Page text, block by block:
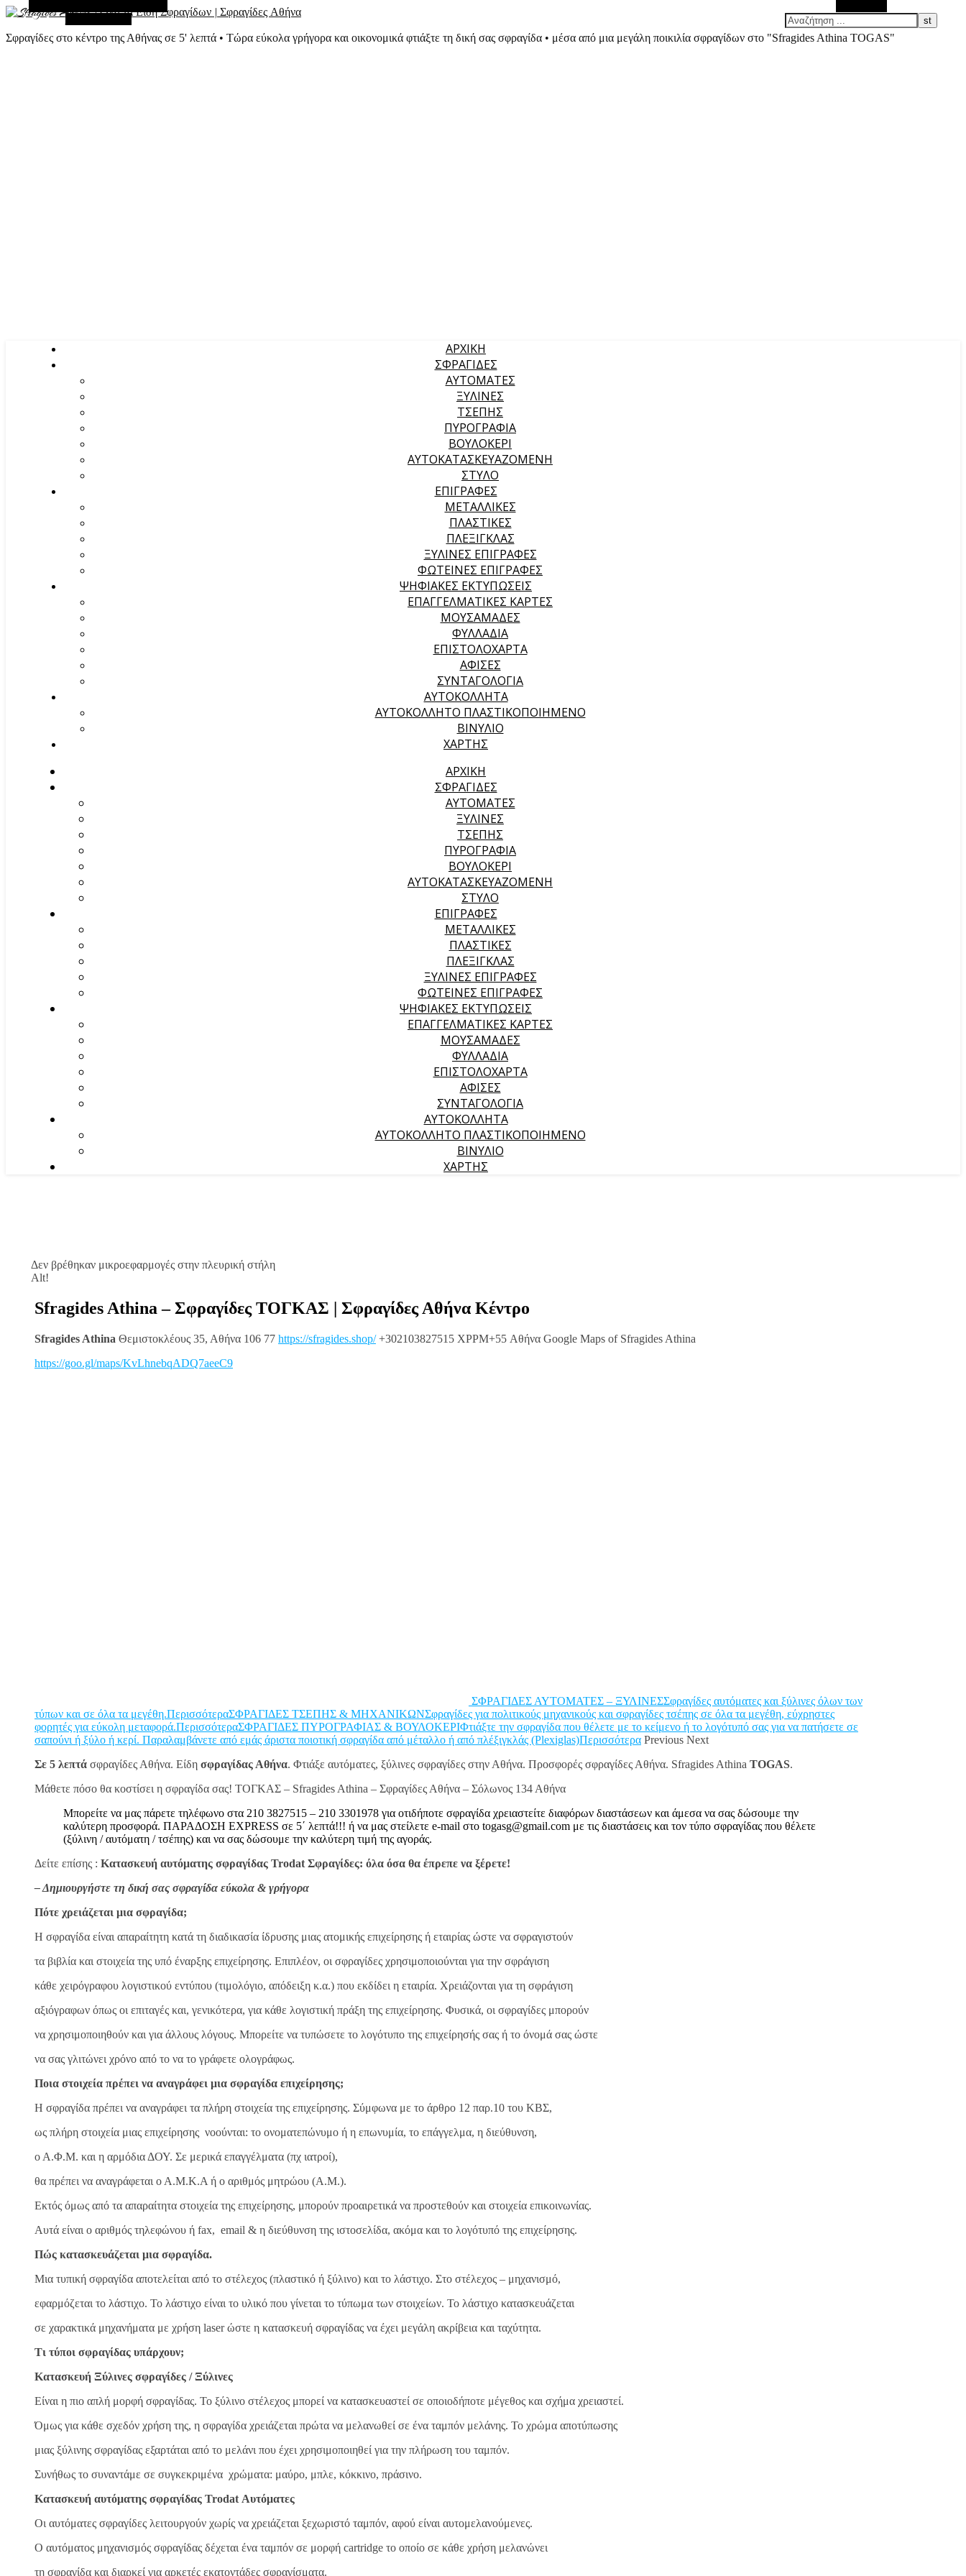
Σφραγίδες στο κέντρο της Αθήνας σε 5' λεπτά • Τώρα εύκολα γρήγορα και οικονομικά φτιάξτε τη δική σας σφραγίδα • μέσα από μια μεγάλη ποικιλία σφραγίδων στο "Sfragides Athina TOGAS"
Τυχαίο Άρθρο
ΑΡΧΙΚΉ
ΣΦΡΑΓΙΔΕΣ
ΑΥΤΟΜΑΤΕΣ
ΞΥΛΙΝΕΣ
ΤΣΕΠΗΣ
ΠΥΡΟΓΡΑΦΙΑ
ΒΟΥΛΟΚΕΡΙ
ΑΥΤΟΚΑΤΑΣΚΕΥΑΖΟΜΕΝΗ
ΣΤΥΛΟ
ΕΠΙΓΡΑΦΕΣ
ΜΕΤΑΛΛΙΚΕΣ
ΠΛΑΣΤΙΚΕΣ
ΠΛΕΞΙΓΚΛΑΣ
ΞΥΛΙΝΕΣ ΕΠΙΓΡΑΦΕΣ
ΦΩΤΕΙΝΕΣ ΕΠΙΓΡΑΦΕΣ
ΨΗΦΙΑΚΕΣ ΕΚΤΥΠΩΣΕΙΣ
ΕΠΑΓΓΕΛΜΑΤΙΚΕΣ ΚΑΡΤΕΣ
ΜΟΥΣΑΜΑΔΕΣ
ΦΥΛΛΑΔΙΑ
ΕΠΙΣΤΟΛΟΧΑΡΤΑ
ΑΦΙΣΕΣ
ΣΥΝΤΑΓΟΛΟΓΙΑ
ΑΥΤΟΚΟΛΛΗΤΑ
ΑΥΤΟΚΟΛΛΗΤΟ ΠΛΑΣΤΙΚΟΠΟΙΗΜΕΝΟ
ΒΙΝΥΛΙΟ
ΧΑΡΤΗΣ
ΑΡΧΙΚΉ
ΣΦΡΑΓΙΔΕΣ
ΑΥΤΟΜΑΤΕΣ
ΞΥΛΙΝΕΣ
ΤΣΕΠΗΣ
ΠΥΡΟΓΡΑΦΙΑ
ΒΟΥΛΟΚΕΡΙ
ΑΥΤΟΚΑΤΑΣΚΕΥΑΖΟΜΕΝΗ
ΣΤΥΛΟ
ΕΠΙΓΡΑΦΕΣ
ΜΕΤΑΛΛΙΚΕΣ
ΠΛΑΣΤΙΚΕΣ
ΠΛΕΞΙΓΚΛΑΣ
ΞΥΛΙΝΕΣ ΕΠΙΓΡΑΦΕΣ
ΦΩΤΕΙΝΕΣ ΕΠΙΓΡΑΦΕΣ
ΨΗΦΙΑΚΕΣ ΕΚΤΥΠΩΣΕΙΣ
ΕΠΑΓΓΕΛΜΑΤΙΚΕΣ ΚΑΡΤΕΣ
ΜΟΥΣΑΜΑΔΕΣ
ΦΥΛΛΑΔΙΑ
ΕΠΙΣΤΟΛΟΧΑΡΤΑ
ΑΦΙΣΕΣ
ΣΥΝΤΑΓΟΛΟΓΙΑ
ΑΥΤΟΚΟΛΛΗΤΑ
ΑΥΤΟΚΟΛΛΗΤΟ ΠΛΑΣΤΙΚΟΠΟΙΗΜΕΝΟ
ΒΙΝΥΛΙΟ
ΧΑΡΤΗΣ
Δεν βρέθηκαν μικροεφαρμογές στην πλευρική στήλη
Alt!
Sfragides Athina – Σφραγίδες ΤΟΓΚΑΣ | Σφραγίδες Αθήνα Κέντρο
Sfragides Athina Θεμιστοκλέους 35, Αθήνα 106 77 https://sfragides.shop/+302103827515 XPPM+55 Αθήνα Google Maps of Sfragides Athina
https://goo.gl/maps/KvLhnebqADQ7aeeC9
ΣΦΡΑΓΙΔΕΣ ΑΥΤΟΜΑΤΕΣ – ΞΥΛΙΝΕΣΣφραγίδες αυτόματες και ξύλινες όλων των
τύπων και σε όλα τα μεγέθη.ΠερισσότεραΣΦΡΑΓΙΔΕΣ ΤΣΕΠΗΣ & ΜΗΧΑΝΙΚΩΝΣφραγίδες για πολιτικούς μηχανικούς και σφραγίδες τσέπης σε όλα τα μεγέθη, εύχρηστες
φορητές για εύκολη μεταφορά.ΠερισσότεραΣΦΡΑΓΙΔΕΣ ΠΥΡΟΓΡΑΦΙΑΣ & ΒΟΥΛΟΚΕΡΙΦτιάξτε την σφραγίδα που θέλετε με το κείμενο ή το λογότυπό σας για να πατήσετε σε
σαπούνι ή ξύλο ή κερί. Παραλαμβάνετε από εμάς άριστα ποιοτική σφραγίδα από μέταλλο ή από πλέξιγκλάς (Plexiglas)Περισσότερα Previous Next
Σε 5 λεπτά σφραγίδες Αθήνα. Είδη σφραγίδας Αθήνα. Φτιάξε αυτόματες, ξύλινες σφραγίδες στην Αθήνα. Προσφορές σφραγίδες Αθήνα. Sfragides Athina TOGAS.
Μάθετε πόσο θα κοστίσει η σφραγίδα σας! ΤΟΓΚΑΣ – Sfragides Athina – Σφραγίδες Αθήνα – Σόλωνος 134 Αθήνα
Μπορείτε να μας πάρετε τηλέφωνο στα 210 3827515 – 210 3301978 για οτιδήποτε σφραγίδα χρειαστείτε διαφόρων διαστάσεων και άμεσα να σας δώσουμε την
καλύτερη προσφορά. ΠΑΡΑΔΟΣΗ EXPRESS σε 5΄ λεπτά!!! ή να μας στείλετε e-mail στο togasg@gmail.com με τις διαστάσεις και τον τύπο σφραγίδας που θέλετε
(ξύλινη / αυτόματη / τσέπης) και να σας δώσουμε την καλύτερη τιμή της αγοράς.
Δείτε επίσης : Κατασκευή αυτόματης σφραγίδας Trodat Σφραγίδες: όλα όσα θα έπρεπε να ξέρετε!
– Δημιουργήστε τη δική σας σφραγίδα εύκολα & γρήγορα
Πότε χρειάζεται μια σφραγίδα;
H σφραγίδα είναι απαραίτητη κατά τη διαδικασία ίδρυσης μιας ατομικής επιχείρησης ή εταιρίας ώστε να σφραγιστούν
τα βιβλία και στοιχεία της υπό έναρξης επιχείρησης. Επιπλέον, οι σφραγίδες χρησιμοποιούνται για την σφράγιση
κάθε χειρόγραφου λογιστικού εντύπου (τιμολόγιο, απόδειξη κ.α.) που εκδίδει η εταιρία. Χρειάζονται για τη σφράγιση
αξιόγραφων όπως οι επιταγές και, γενικότερα, για κάθε λογιστική πράξη της επιχείρησης. Φυσικά, οι σφραγίδες μπορούν
να χρησιμοποιηθούν και για άλλους λόγους. Μπορείτε να τυπώσετε το λογότυπο της επιχείρησής σας ή το όνομά σας ώστε
να σας γλιτώνει χρόνο από το να το γράφετε ολογράφως.
Ποια στοιχεία πρέπει να αναγράφει μια σφραγίδα επιχείρησης;
Η σφραγίδα πρέπει να αναγράφει τα πλήρη στοιχεία της επιχείρησης. Σύμφωνα με το άρθρο 12 παρ.10 του ΚΒΣ,
ως πλήρη στοιχεία μιας επιχείρησης νοούνται: το ονοματεπώνυμο ή η επωνυμία, το επάγγελμα, η διεύθυνση,
ο Α.Φ.Μ. και η αρμόδια ΔΟΥ. Σε μερικά επαγγέλματα (πχ ιατροί),
θα πρέπει να αναγράφεται ο Α.Μ.Κ.Α ή ο αριθμός μητρώου (Α.Μ.).
Εκτός όμως από τα απαραίτητα στοιχεία της επιχείρησης, μπορούν προαιρετικά να προστεθούν και στοιχεία επικοινωνίας.
Αυτά είναι ο αριθμός τηλεφώνου ή fax, email & η διεύθυνση της ιστοσελίδα, ακόμα και το λογότυπό της επιχείρησης.
Πώς κατασκευάζεται μια σφραγίδα.
Μια τυπική σφραγίδα αποτελείται από το στέλεχος (πλαστικό ή ξύλινο) και το λάστιχο. Στο στέλεχος – μηχανισμό,
εφαρμόζεται το λάστιχο. Το λάστιχο είναι το υλικό που γίνεται το τύπωμα των στοιχείων. Το λάστιχο κατασκευάζεται
σε χαρακτικά μηχανήματα με χρήση laser ώστε η κατασκευή σφραγίδας να έχει μεγάλη ακρίβεια και ταχύτητα.
Τι τύποι σφραγίδας υπάρχουν;
Κατασκευή Ξύλινες σφραγίδες / Ξύλινες
Είναι η πιο απλή μορφή σφραγίδας. Το ξύλινο στέλεχος μπορεί να κατασκευαστεί σε οποιοδήποτε μέγεθος και σχήμα χρειαστεί.
Όμως για κάθε σχεδόν χρήση της, η σφραγίδα χρειάζεται πρώτα να μελανωθεί σε ένα ταμπόν μελάνης. Το χρώμα αποτύπωσης
μιας ξύλινης σφραγίδας εξαρτάται από το μελάνι που έχει χρησιμοποιηθεί για την πλήρωση του ταμπόν.
Συνήθως το συναντάμε σε συγκεκριμένα χρώματα: μαύρο, μπλε, κόκκινο, πράσινο.
Κατασκευή αυτόματης σφραγίδας Trodat Αυτόματες
Οι αυτόματες σφραγίδες λειτουργούν χωρίς να χρειάζεται ξεχωριστό ταμπόν, αφού είναι αυτομελανούμενες.
Ο αυτόματος μηχανισμός σφραγίδας δέχεται ένα ταμπόν σε μορφή cartridge το οποίο σε κάθε χρήση μελανώνει
τη σφραγίδα και διαρκεί για αρκετές εκατοντάδες σφραγίσματα.